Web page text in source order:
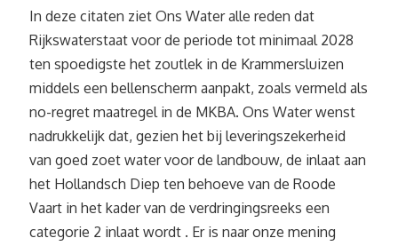
In deze citaten ziet Ons Water alle reden dat
Rijkswaterstaat voor de periode tot minimaal 2028
ten spoedigste het zoutlek in de Krammersluizen
middels een bellenscherm aanpakt, zoals vermeld als
no-regret maatregel in de MKBA. Ons Water wenst
nadrukkelijk dat, gezien het bij leveringszekerheid
van goed zoet water voor de landbouw, de inlaat aan
het Hollandsch Diep ten behoeve van de Roode
Vaart in het kader van de verdringingsreeks een
categorie 2 inlaat wordt . Er is naar onze mening